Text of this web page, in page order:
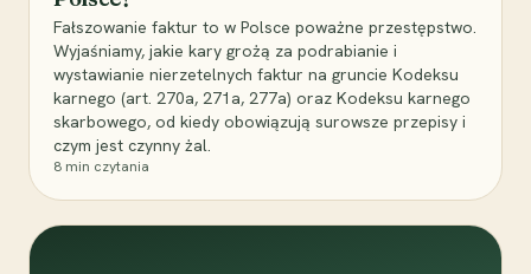
Fałszowanie faktur to w Polsce poważne przestępstwo.
Wyjaśniamy, jakie kary grożą za podrabianie i
wystawianie nierzetelnych faktur na gruncie Kodeksu
karnego (art. 270a, 271a, 277a) oraz Kodeksu karnego
skarbowego, od kiedy obowiązują surowsze przepisy i
czym jest czynny żal.
8 min czytania